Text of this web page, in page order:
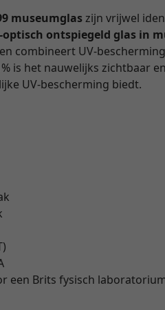
museumglaszijn vrijwel
ontspiegeld glas in
combineert UV-
is het nauwelijks zichtbaar
UV-bescherming biedt.
een Brits fysisch